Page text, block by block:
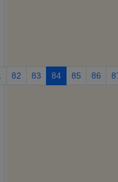
82 83 84 85 86